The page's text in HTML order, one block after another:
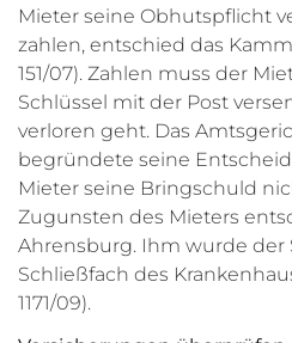
Mieter seine Obhutspflicht
zahlen, entschied das
151/07). Zahlen muss der
Schlüssel mit der Post
verloren geht. Das
begründete seine
Mieter seine Bringschuld
Zugunsten des Mieters
Ahrensburg. Ihm wurde der
Schließfach des
1171/09).